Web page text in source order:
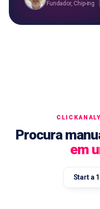
Fundador, Chip-ing
Procura
em
Start a